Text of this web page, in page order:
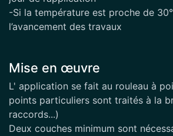
-Si la température est proche de
l’avancement des travaux
Mise en œuvre
L' application se fait au rouleau à
points particuliers sont traités à la
raccords...)
Deux couches minimum sont